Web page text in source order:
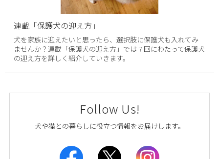
連載「保護犬の迎え方」
犬を家族に迎えたいと思ったら、選択肢に保護犬も入れてみ
ませんか？連載「保護犬の迎え方」では７回にわたって保護犬
の迎え方を詳しく紹介していきます。
Follow Us!
犬や猫との暮らしに役立つ情報をお届けします。